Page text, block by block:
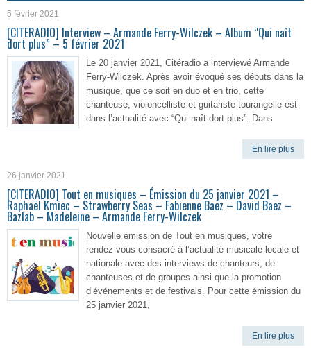
5 février 2021
[CITERADIO] Interview – Armande Ferry-Wilczek – Album “Qui naît
dort plus” – 5 février 2021
Le 20 janvier 2021, Citéradio a interviewé Armande
Ferry-Wilczek. Après avoir évoqué ses débuts dans la
musique, que ce soit en duo et en trio, cette
chanteuse, violoncelliste et guitariste tourangelle est
dans l’actualité avec “Qui naît dort plus”. Dans
En lire plus
26 janvier 2021
[CITERADIO] Tout en musiques – Émission du 25 janvier 2021 –
Raphaël Kmiec – Strawberry Seas – Fabienne Baez – David Baez –
Bazlab – Madeleine – Armande Ferry-Wilczek
Nouvelle émission de Tout en musiques, votre
rendez-vous consacré à l’actualité musicale locale et
nationale avec des interviews de chanteurs, de
chanteuses et de groupes ainsi que la promotion
d’événements et de festivals. Pour cette émission du
25 janvier 2021,
En lire plus